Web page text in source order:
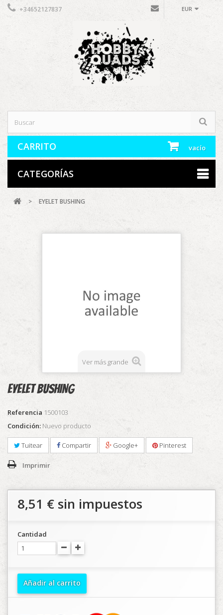
EUR
+34652127837
CARRITO vacío
CATEGORÍAS
> EYELET BUSHING
Ver más grande
EYELET BUSHING
Referencia 1500103
Condición: Nuevo producto
Tuitear Compartir Google+ Pinterest
Imprimir
8,51 € sin impuestos
Cantidad
Añadir al carrito